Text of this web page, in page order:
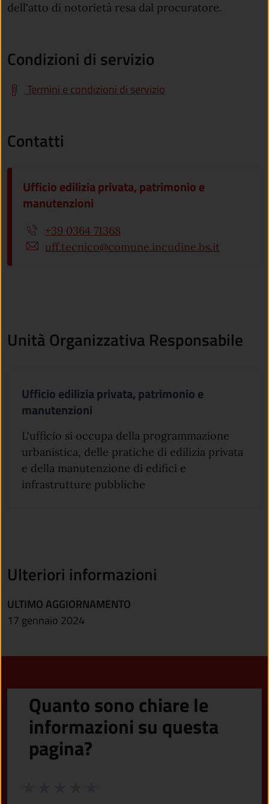
dell'atto di notorietà resa dal procuratore.
Condizioni di servizio
Termini e condizioni di servizio
Contatti
Ufficio edilizia privata, patrimonio e
manutenzioni
+39 0364 71368
uff.tecnico@comune.incudine.bs.it
Unità Organizzativa Responsabile
Ufficio edilizia privata, patrimonio e
manutenzioni
L'ufficio si occupa della programmazione
urbanistica, delle pratiche di edilizia privata
e della manutenzione di edifici e
infrastrutture pubbliche
Ulteriori informazioni
ULTIMO AGGIORNAMENTO
17 gennaio 2024
Quanto sono chiare le
informazioni su questa
pagina?